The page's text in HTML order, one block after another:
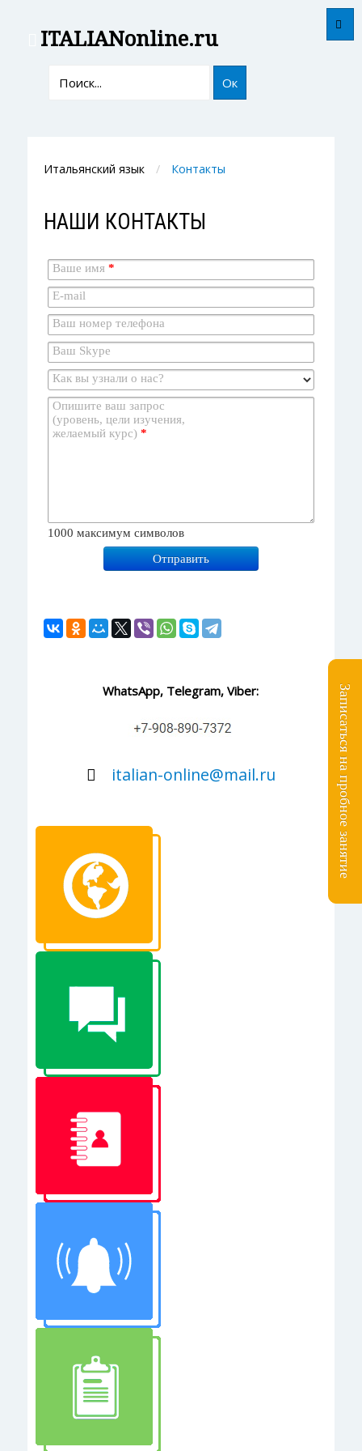
ITALIANonline.ru
Ок
Итальянский язык Контакты
НАШИ КОНТАКТЫ
Ваше имя *
E-mail
Ваш номер телефона
Ваш Skype
Как вы узнали о нас?
Опишите ваш запрос
(уровень, цели изучения,
желаемый курс) *
1000 максимум символов
Отправить
WhatsApp, Telegram, Viber:
italian-online@mail.ru
КУРСЫ ОНЛАЙН ДЛЯ ПУТЕШЕСТВИЯ
РАЗГОВОРНЫЙ ИТАЛЬЯНСКИЙ ПО СКАЙПУ
ОБУЧЕНИЕ ДЛЯ ВЕДЕНИЯ БИЗНЕСА
ПРОГРАММА ДЛЯ ШКОЛЬНИКОВ
ПОДГОТОВКА К PLIDA/CELI/CILS
Записаться на пробное занятие